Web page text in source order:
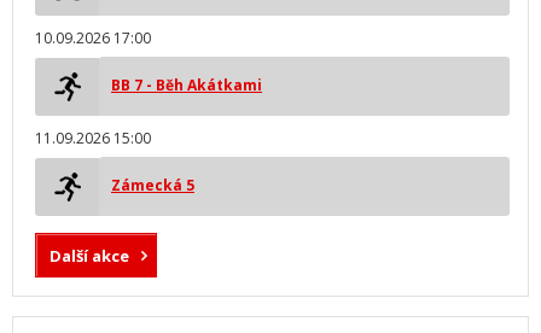
10.09.2026 17:00
BB 7 - Běh Akátkami
11.09.2026 15:00
Zámecká 5
Další akce